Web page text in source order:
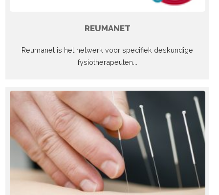
REUMANET
Reumanet is het netwerk voor specifiek deskundige
fysiotherapeuten...